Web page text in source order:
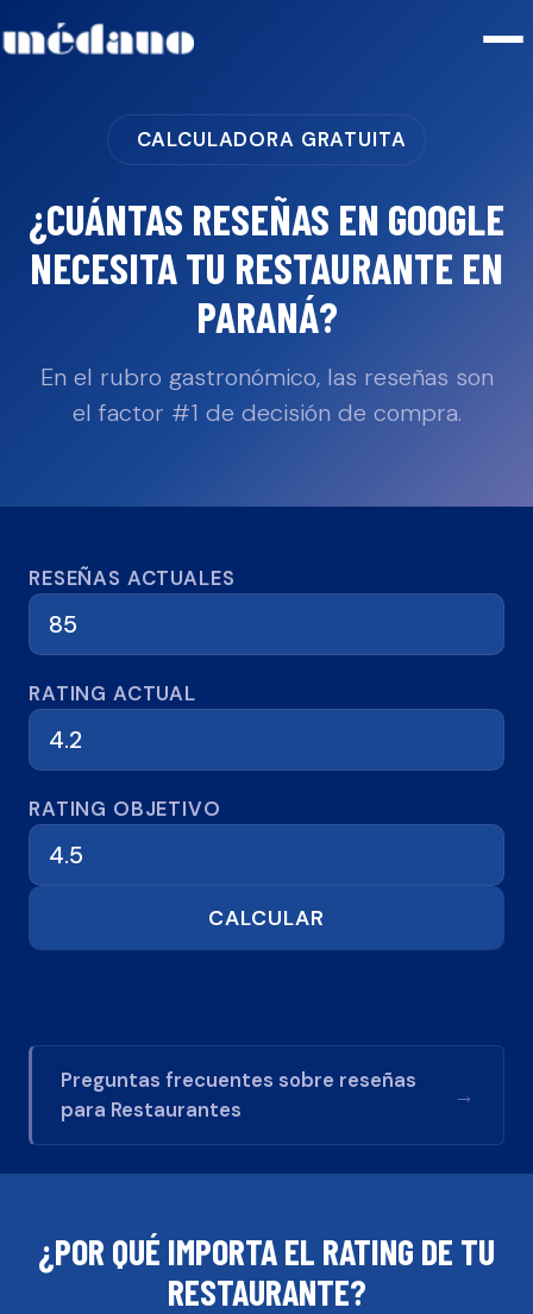
CALCULADORA GRATUITA
¿CUÁNTAS RESEÑAS EN GOOGLE
NECESITA TU RESTAURANTE EN
PARANÁ?
En el rubro gastronómico, las reseñas son
el factor #1 de decisión de compra.
Calculadora de reseñas
RESEÑAS ACTUALES
RATING ACTUAL
RATING OBJETIVO
CALCULAR
Preguntas frecuentes sobre reseñas
para Restaurantes
→
¿POR QUÉ IMPORTA EL RATING DE TU
RESTAURANTE?